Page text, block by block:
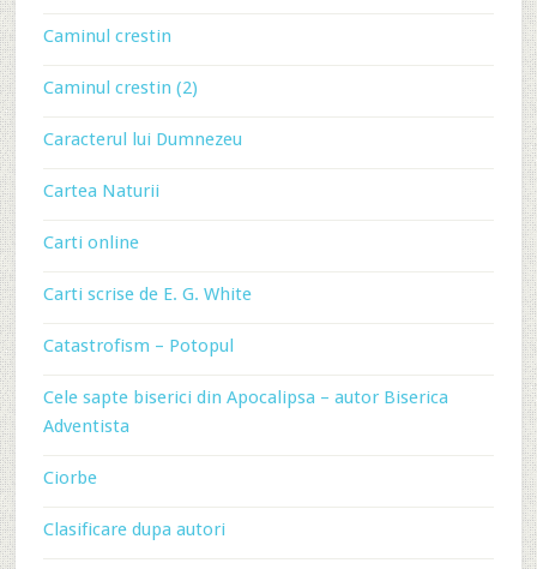
Caminul crestin
Caminul crestin (2)
Caracterul lui Dumnezeu
Cartea Naturii
Carti online
Carti scrise de E. G. White
Catastrofism – Potopul
Cele sapte biserici din Apocalipsa – autor Biserica
Adventista
Ciorbe
Clasificare dupa autori